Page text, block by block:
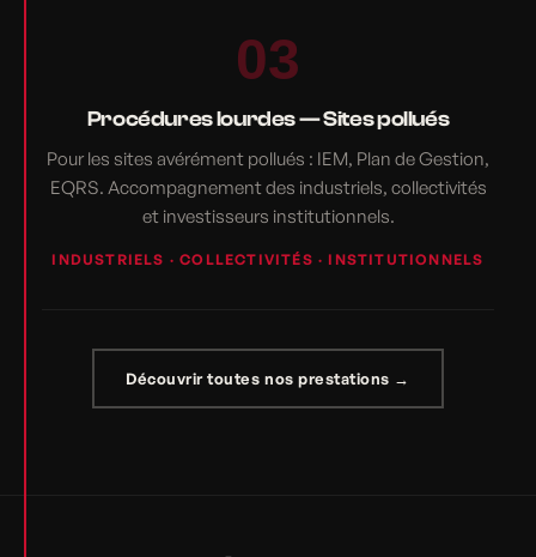
03
Procédures lourdes — Sites pollués
Pour les sites avérément pollués : IEM, Plan de Gestion,
EQRS. Accompagnement des industriels, collectivités
et investisseurs institutionnels.
INDUSTRIELS · COLLECTIVITÉS · INSTITUTIONNELS
Découvrir toutes nos prestations →